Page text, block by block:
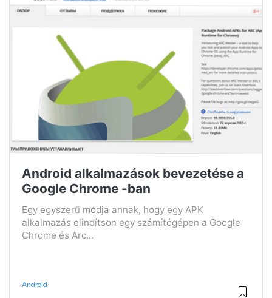
Android alkalmazások bevezetése a
Google Chrome -ban
Egy egyszerű módja annak, hogy egy APK
alkalmazás elindítson egy számítógépen a Google
Chrome és Arc...
Android